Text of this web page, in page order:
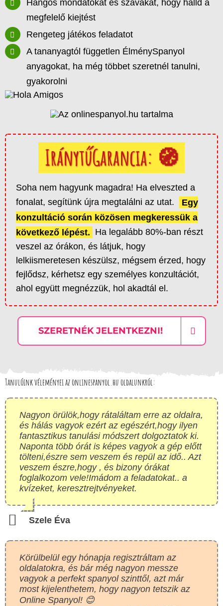
Hangos mondatokat és szavakat, hogy halld a
megfelelő kiejtést
Rengeteg játékos feladatot
A tananyagtól független ÉlménySpanyol
anyagokat, ha még többet szeretnél tanulni,
gyakorolni
IránytűGarancia: 🧭
Soha nem hagyunk magadra! Ha elveszted a
fonalat, segítünk újra megtalálni az utat.
Egy
konzultáció során közösen megkeressük a
következő lépést. Ha legalább 80%-ban részt
veszel az órákon, és látjuk, hogy
lelkiismeretesen készülsz, mégsem érzed, hogy
fejlődsz, kérhetsz egy személyes konzultációt,
ahol együtt megnézzük, hol akadtál el.
SZERETNÉK JELENTKEZNI!
Tanulóink véleményei az onlinespanyol.hu oldalunkról:
Nagyon örülök,hogy rátaláltam erre az oldalra,
és hálás vagyok ezért az egészért,hogy ilyen
fantasztikus tanulási módszert dolgoztatok ki.
Naponta több órát is képes vagyok a gép előtt
tölteni,észre sem veszem és repül az idő.. Azt
veszem észre,hogy , és bizony órákat
foglalkozom vele!Imádom a feladatokat.. a
kvízeket, keresztrejtvényeket.
Szele Éva
Körülbelül egy hónapja regisztráltam az
oldalatokra, és bár még nagyon messze
vagyok a perfekt spanyol szinttől, azt már
most kijelenthetem, hogy nagyon tetszik az
Online Spanyol! 😊